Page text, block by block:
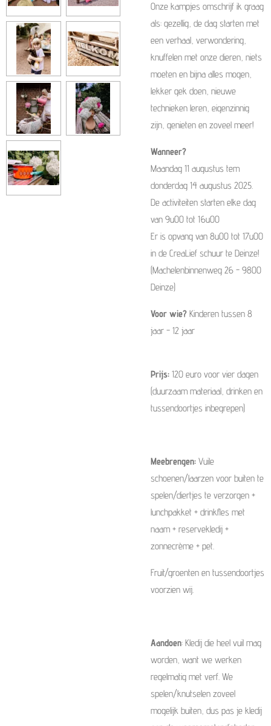
Onze kampjes omschrijf ik graag
als: gezellig, de dag starten met
een verhaal, verwondering,
knuffelen met onze dieren, niets
moeten en bijna alles mogen,
lekker gek doen, nieuwe
technieken leren, eigenzinnig
zijn, genieten en zoveel meer!
Wanneer?
Maandag 11 augustus tem
donderdag 14 augustus 2025.
De activiteiten starten elke dag
van 9u00 tot 16u00
Er is opvang van 8u00 tot 17u00
in de CreaLief schuur te Deinze!
(Machelenbinnenweg 26 - 9800
Deinze)
Voor wie? Kinderen tussen 8
jaar - 12 jaar
Prijs: 120 euro voor vier dagen
(duurzaam materiaal, drinken en
tussendoortjes inbegrepen)
Meebrengen: Vuile
schoenen/laarzen voor buiten te
spelen/diertjes te verzorgen +
lunchpakket + drinkfles met
naam + reservekledij +
zonnecrème + pet.
Fruit/groenten en tussendoortjes
voorzien wij.
Aandoen: Kledij die heel vuil mag
worden, want we werken
regelmatig met verf. We
spelen/knutselen zoveel
mogelijk buiten, dus pas je kledij